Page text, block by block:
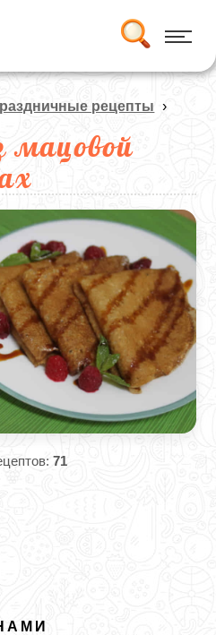
рецепты ›
мацовой
71